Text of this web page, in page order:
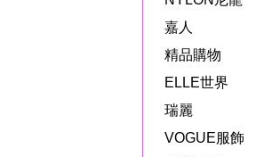
嘉人
精品購物
ELLE世界
瑞麗
VOGUE服飾